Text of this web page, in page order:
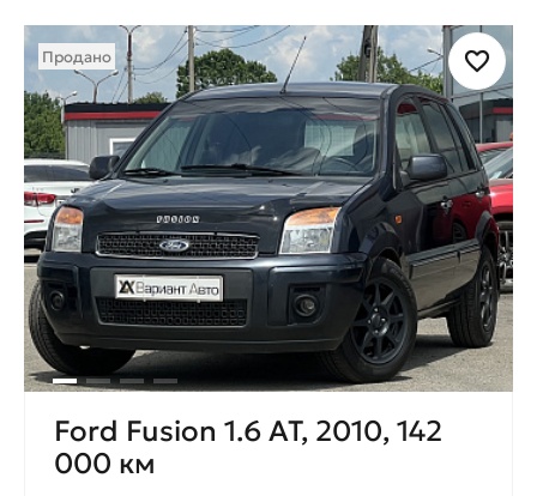
Продано
Ford Fusion 1.6 AT, 2010, 142
000 км